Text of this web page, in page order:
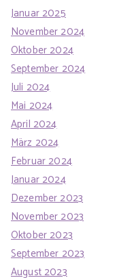
Januar 2025
November 2024
Oktober 2024
September 2024
Juli 2024
Mai 2024
April 2024
März 2024
Februar 2024
Januar 2024
Dezember 2023
November 2023
Oktober 2023
September 2023
August 2023